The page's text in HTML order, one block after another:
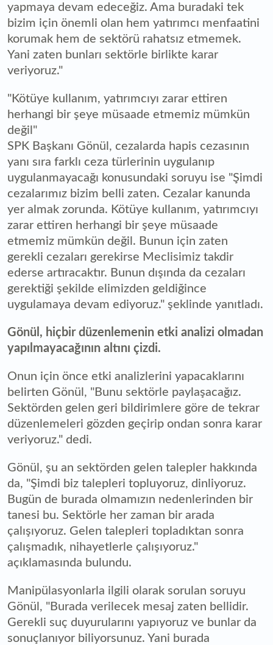
yapmaya devam edeceğiz. Ama buradaki tek
bizim için önemli olan hem yatırımcı menfaatini
korumak hem de sektörü rahatsız etmemek.
Yani zaten bunları sektörle birlikte karar
veriyoruz."
"Kötüye kullanım, yatırımcıyı zarar ettiren
herhangi bir şeye müsaade etmemiz mümkün
değil"
SPK Başkanı Gönül, cezalarda hapis cezasının
yanı sıra farklı ceza türlerinin uygulanıp
uygulanmayacağı konusundaki soruyu ise "Şimdi
cezalarımız bizim belli zaten. Cezalar kanunda
yer almak zorunda. Kötüye kullanım, yatırımcıyı
zarar ettiren herhangi bir şeye müsaade
etmemiz mümkün değil. Bunun için zaten
gerekli cezaları gerekirse Meclisimiz takdir
ederse artıracaktır. Bunun dışında da cezaları
gerektiği şekilde elimizden geldiğince
uygulamaya devam ediyoruz." şeklinde yanıtladı.
Gönül, hiçbir düzenlemenin etki analizi olmadan
yapılmayacağının altını çizdi.
Onun için önce etki analizlerini yapacaklarını
belirten Gönül, "Bunu sektörle paylaşacağız.
Sektörden gelen geri bildirimlere göre de tekrar
düzenlemeleri gözden geçirip ondan sonra karar
veriyoruz." dedi.
Gönül, şu an sektörden gelen talepler hakkında
da, "Şimdi biz talepleri topluyoruz, dinliyoruz.
Bugün de burada olmamızın nedenlerinden bir
tanesi bu. Sektörle her zaman bir arada
çalışıyoruz. Gelen talepleri topladıktan sonra
çalışmadık, nihayetlerle çalışıyoruz."
açıklamasında bulundu.
Manipülasyonlarla ilgili olarak sorulan soruyu
Gönül, "Burada verilecek mesaj zaten bellidir.
Gerekli suç duyurularını yapıyoruz ve bunlar da
sonuçlanıyor biliyorsunuz. Yani burada